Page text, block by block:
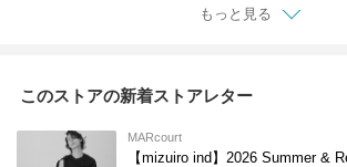
もっと見る
このストアの新着ストアレター
MARcourt
【mizuiro ind】2026 Summer &